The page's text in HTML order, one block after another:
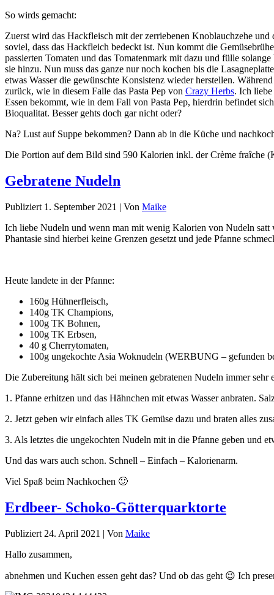
So wirds gemacht:
Zuerst wird das Hackfleisch mit der zerriebenen Knoblauchzehe
soviel, dass das Hackfleich bedeckt ist. Nun kommt die
passierten Tomaten und das Tomatenmark mit dazu und fülle
sie hinzu. Nun muss das ganze nur noch kochen bis die
etwas Wasser die gewünschte Konsistenz wieder herstellen.
zurück, wie in diesem Falle das Pasta Pep von Crazy Herbs. Ich
Essen bekommt, wie in dem Fall von Pasta Pep, hierdrin befindet
Bioqualitat. Besser gehts doch gar nicht oder?
Na? Lust auf Suppe bekommen? Dann ab in die Küche und
Die Portion auf dem Bild sind 590 Kalorien inkl. der Crème fraîche
Gebratene Nudeln
Publiziert 1. September 2021 | Von Maike
Ich liebe Nudeln und wenn man mit wenig Kalorien von Nudeln satt
Phantasie sind hierbei keine Grenzen gesetzt und jede Pfanne
Heute landete in der Pfanne:
160g Hühnerfleisch,
140g TK Champions,
100g TK Bohnen,
100g TK Erbsen,
40 g Cherrytomaten,
100g ungekochte Asia Woknudeln (WERBUNG – gefunden
Die Zubereitung hält sich bei meinen gebratenen Nudeln immer sehr
1. Pfanne erhitzen und das Hähnchen mit etwas Wasser anbraten.
2. Jetzt geben wir einfach alles TK Gemüse dazu und braten alles
3. Als letztes die ungekochten Nudeln mit in die Pfanne geben und
Und das wars auch schon. Schnell – Einfach – Kalorienarm.
Viel Spaß beim Nachkochen 🙂
Erdbeer- Schoko-Götterquarktorte
Publiziert 24. April 2021 | Von Maike
Hallo zusammen,
abnehmen und Kuchen essen geht das? Und ob das geht 😉 Ich